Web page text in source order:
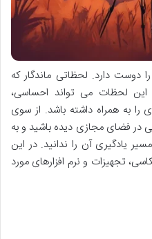
دارد. لحظاتی ماندگار که
این لحظات می تواند احساسی،
را به همراه داشته باشد. از سوی
در فضای مجازی دیده باشید و به
یادگیری آن را ندانید. در این
تجهیزات و نرم افزارهای مورد